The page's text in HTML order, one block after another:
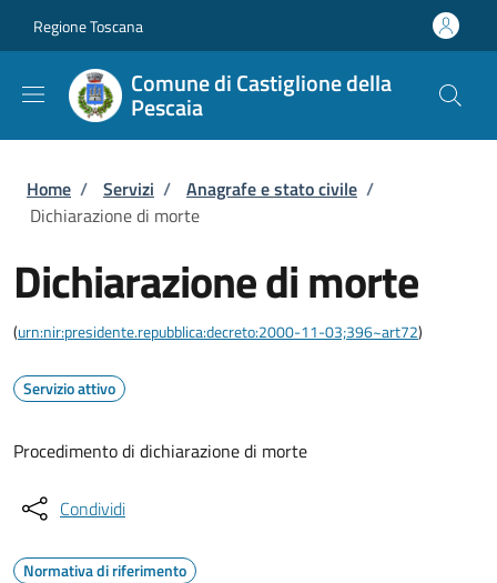
Regione Toscana
Comune di Castiglione della
Pescaia
Briciole di pane
Home / Servizi / Anagrafe e stato civile /
Dichiarazione di morte
Dichiarazione di morte
(urn:nir:presidente.repubblica:decreto:2000-11-03;396~art72)
Servizio attivo
Procedimento di dichiarazione di morte
Condividi
Normativa di riferimento